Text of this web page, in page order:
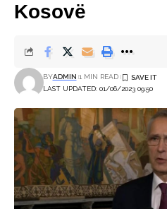
Kosovë
LAST UPDATED: 01/06/2023 09:50
BYADMIN 1 MIN READ